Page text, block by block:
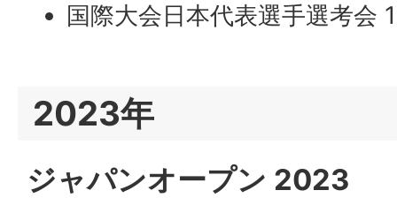
国際大会日本代表選手選考会
2023年
ジャパンオープン 2023